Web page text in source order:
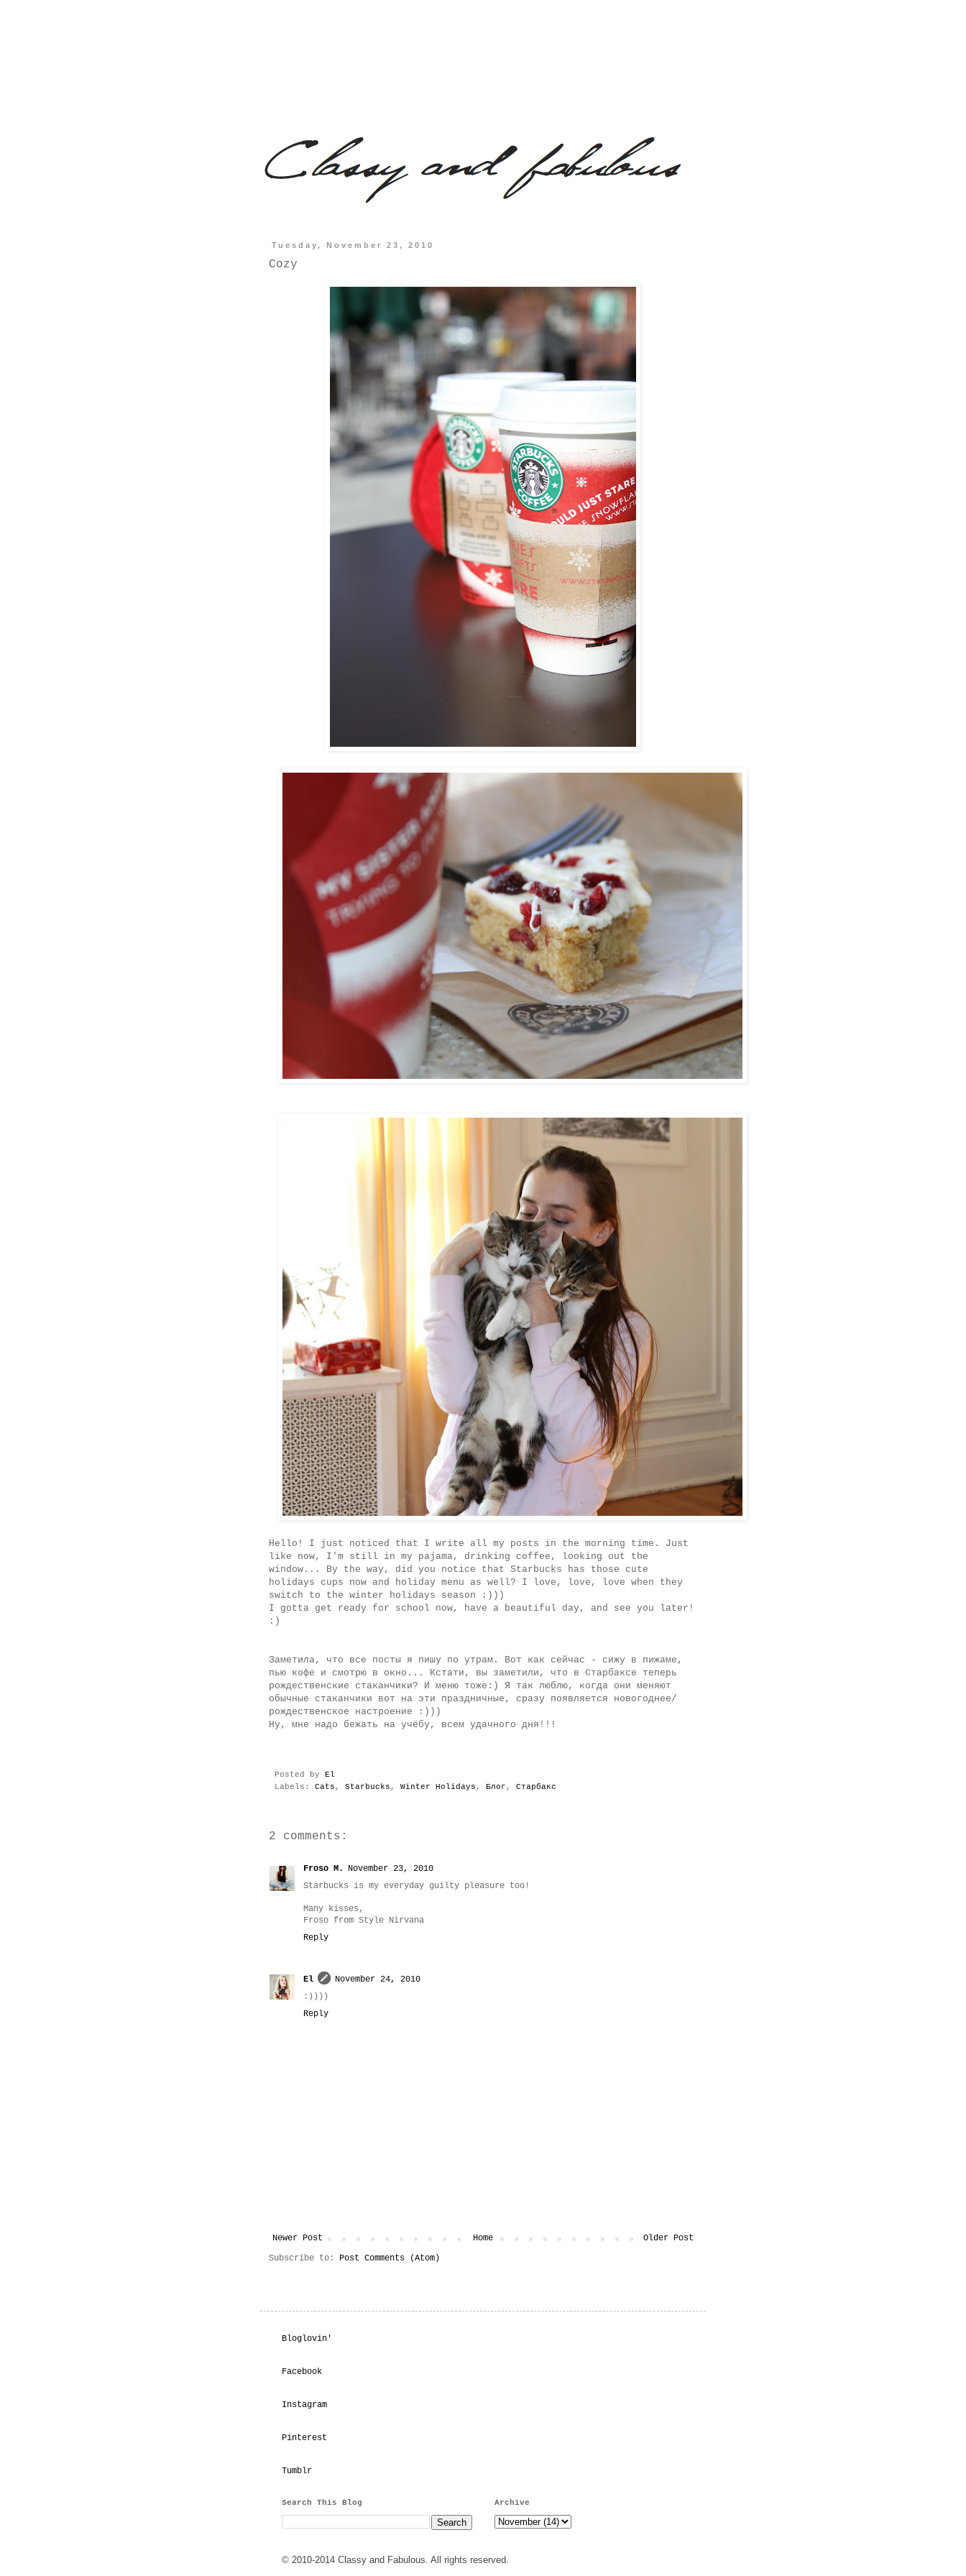
Tuesday, November 23, 2010
Cozy
Hello! I just noticed that I write all my posts in the morning time. Just
like now, I'm still in my pajama, drinking coffee, looking out the
window... By the way, did you notice that Starbucks has those cute
holidays cups now and holiday menu as well? I love, love, love when they
switch to the winter holidays season :)))
I gotta get ready for school now, have a beautiful day, and see you later!
:)
Заметила, что все посты я пишу по утрам. Вот как сейчас - сижу в пижаме,
пью кофе и смотрю в окно... Кстати, вы заметили, что в Старбаксе теперь
рождественские стаканчики? И меню тоже:) Я так люблю, когда они меняют
обычные стаканчики вот на эти праздничные, сразу появляется новогоднее/
рождественское настроение :)))
Ну, мне надо бежать на учёбу, всем удачного дня!!!
Posted by El
Labels: Cats , Starbucks , Winter Holidays , Блог , Старбакс
2 comments:
Froso M.
November 23, 2010
Starbucks is my everyday guilty pleasure too!
Many kisses,
Froso from Style Nirvana
Reply
El
November 24, 2010
:))))
Reply
Newer Post Older Post
Home
Subscribe to: Post Comments (Atom)
Bloglovin'
Facebook
Instagram
Pinterest
Tumblr
Search This Blog Archive
© 2010-2014 Classy and Fabulous. All rights reserved.